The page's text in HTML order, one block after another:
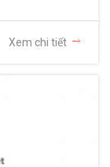
Xem chi tiết